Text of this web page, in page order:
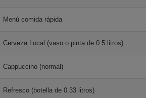
Menú comida rápida
Cerveza Local (vaso o pinta de 0.5 litros)
Cappuccino (normal)
Refresco (botella de 0.33 litros)